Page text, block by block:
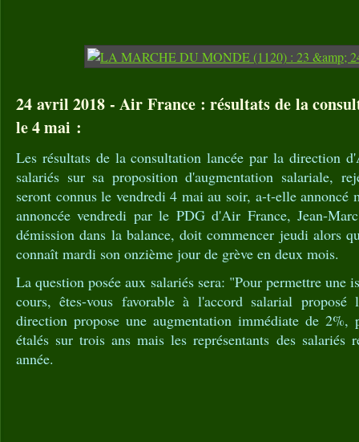
24 avril 2018 - Air France : résultats de la
le 4 mai :
Les résultats de la consultation lancée par la direction
salariés sur sa proposition d'augmentation salariale,
seront connus le vendredi 4 mai au soir, a-t-elle annoncé
annoncée vendredi par le PDG d'Air France, Jean-
démission dans la balance, doit commencer jeudi alors
connaît mardi son onzième jour de grève en deux mois.
La question posée aux salariés sera: "Pour permettre une
cours, êtes-vous favorable à l'accord salarial
direction propose une augmentation immédiate de 2%,
étalés sur trois ans mais les représentants des salariés
année.